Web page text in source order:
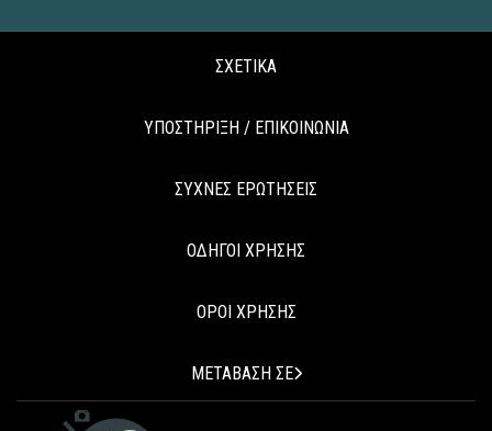
ΣΧΕΤΙΚΑ
ΥΠΟΣΤΗΡΙΞΗ / ΕΠΙΚΟΙΝΩΝΙΑ
ΣΥΧΝΕΣ ΕΡΩΤΗΣΕΙΣ
ΟΔΗΓΟΙ ΧΡΗΣΗΣ
ΟΡΟΙ ΧΡΗΣΗΣ
ΜΕΤΑΒΑΣΗ ΣΕ